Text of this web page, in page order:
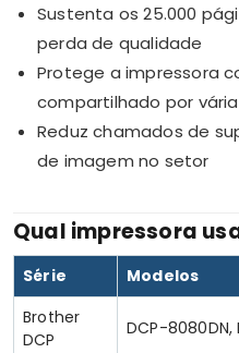
Sustenta os 25.000
perda de qualidade
Protege a impressora
compartilhado por
Reduz chamados de
de imagem no setor
Qual impressora
Série
Modelos
Brother
DCP
DCP-8080DN,